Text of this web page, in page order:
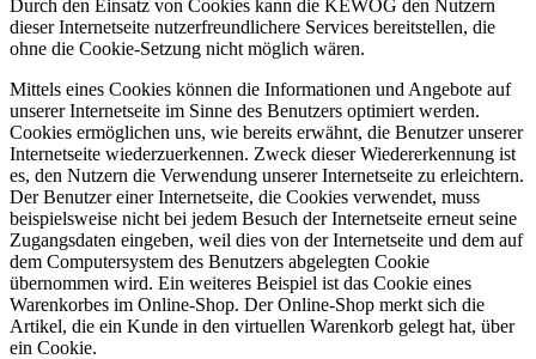
Durch den Einsatz von Cookies kann die KEWOG den Nutzern
dieser Internetseite nutzerfreundlichere Services bereitstellen, die
ohne die Cookie-Setzung nicht möglich wären.
Mittels eines Cookies können die Informationen und Angebote auf
unserer Internetseite im Sinne des Benutzers optimiert werden.
Cookies ermöglichen uns, wie bereits erwähnt, die Benutzer unserer
Internetseite wiederzuerkennen. Zweck dieser Wiedererkennung ist
es, den Nutzern die Verwendung unserer Internetseite zu erleichtern.
Der Benutzer einer Internetseite, die Cookies verwendet, muss
beispielsweise nicht bei jedem Besuch der Internetseite erneut seine
Zugangsdaten eingeben, weil dies von der Internetseite und dem auf
dem Computersystem des Benutzers abgelegten Cookie
übernommen wird. Ein weiteres Beispiel ist das Cookie eines
Warenkorbes im Online-Shop. Der Online-Shop merkt sich die
Artikel, die ein Kunde in den virtuellen Warenkorb gelegt hat, über
ein Cookie.